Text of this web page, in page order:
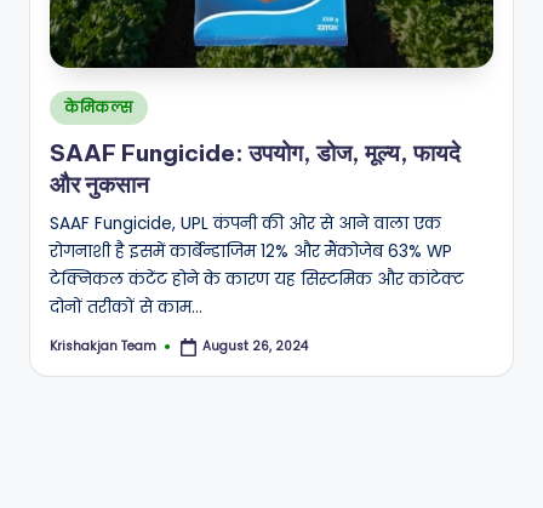
Posted
in
केमिकल्स
SAAF Fungicide: उपयोग, डोज, मूल्य, फायदे
और नुकसान
SAAF Fungicide, UPL कंपनी की ओर से आने वाला एक
रोगनाशी है इसमें कार्बेन्डाजिम 12% और मैंकोजेब 63% WP
टेक्निकल कंटेंट होने के कारण यह सिस्टमिक और कांटेक्ट
दोनों तरीकों से काम…
Posted
Krishakjan Team August 26, 2024